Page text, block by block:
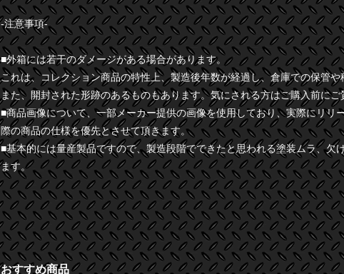
-注意事項-
■外箱には若干のダメージがある場合があります。
これは、コレクション商品の特性上、製造後年数が経過し、倉庫での保管
また、開封された形跡のあるものもあります。気にされる方はご購入前に
■商品画像について、一部メーカー提供の画像を使用しており、実際にリ
際の商品の仕様を優先とさせて頂きます。
■基本的には量産製品ですので、製造段階でできたと思われる塗装ムラ、
ます。
おすすめ商品